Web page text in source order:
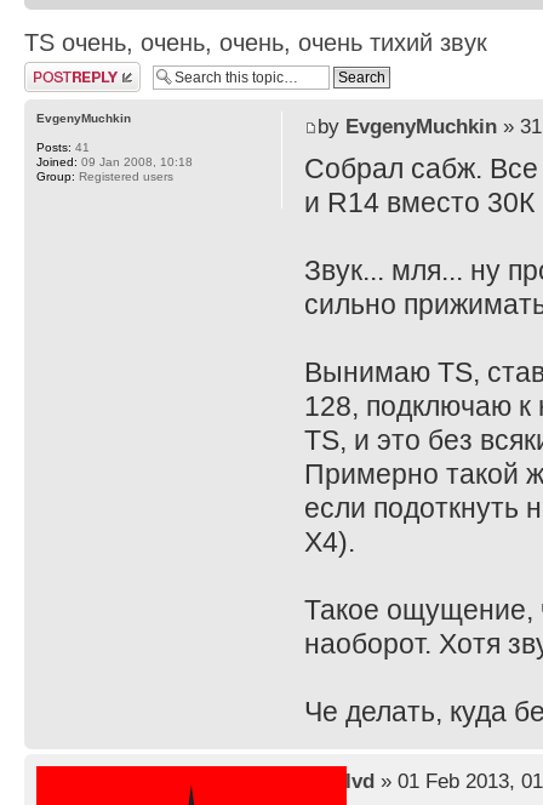
TS очень, очень, очень, очень тихий звук
Post a reply
by EvgenyMuchkin» 31
Собрал сабж.
и R14 вместо 30К
Звук... мля... ну
сильно
Вынимаю TS,
128, подключаю к
TS, и это без
Примерно такой
если подоткнуть
X4).
Такое ощущение,
наоборот. Хотя
Че делать, куда
EvgenyMuchkin
Posts: 41
Joined: 09 Jan 2008, 10:18
Group: Registered users
lvd» 01 Feb 2013,